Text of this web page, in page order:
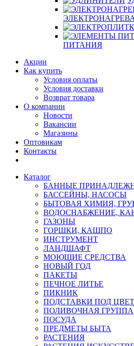
ПИТАНИЯ
Акции
Как купить
Условия оплаты
Условия доставки
Возврат товара
О компании
Новости
Вакансии
Магазины
Оптовикам
Контакты
Каталог
БАННЫЕ
БАССЕЙНЫ, НАСОСЫ
БЫТОВАЯ ХИМИЯ,
ВОДОСНАБЖЕНИЕ,
ГАЗОНЫ
ГОРШКИ, КАШПО
ИНСТРУМЕНТ
ЛАНДШАФТ
МОЮЩИЕ СРЕДСТВА
НОВЫЙ ГОД
ПАКЕТЫ
ПЕЧНОЕ ЛИТЬЕ
ПИКНИК
ПОДСТАВКИ ПОД
ПОЛИВОЧНАЯ ГРУППА
ПОСУДА
ПРЕДМЕТЫ БЫТА
РАСТЕНИЯ